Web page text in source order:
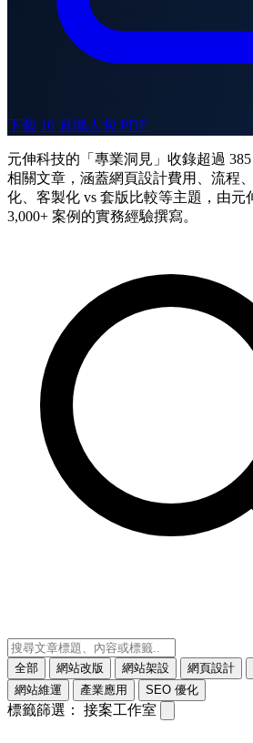
下載 10 頁懶人包 PDF
元伸科技的「專業洞見」收錄超過
相關文章，涵蓋網頁設計費用、流程
化、客製化 vs 套版比較等主題，由元
3,000+ 案例的實務經驗撰寫。
全部 網站改版 網站架設 網頁設計
網站維運
產業應用 SEO 優化
標籤篩選： 接案工作室